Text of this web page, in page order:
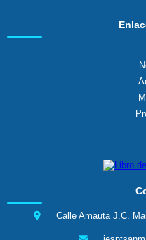
Calle Amauta J.C.